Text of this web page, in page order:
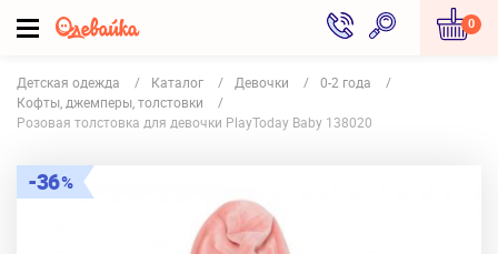
0
Детская одежда Каталог Девочки
0-2 года
Кофты, джемперы, толстовки
Розовая толстовка для девочки PlayToday Baby 138020
36